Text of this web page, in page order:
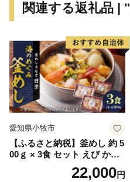
Mail：support-
〈その他に関して〉
網走市役所 商工労働課
関連する返礼品 |
愛知県小牧市
【ふるさと納税】釜めし 約 5
00ｇ × 3食 セット えび かに
海のめぐみ 老舗 急速冷凍 レ
ンチン 時短 簡単調理 食品 加
22,000円